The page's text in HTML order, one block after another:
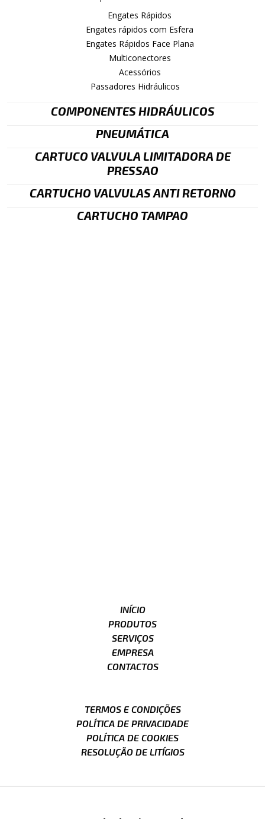
Engates Rápidos
Engates rápidos com Esfera
Engates Rápidos Face Plana
Multiconectores
Acessórios
Passadores Hidráulicos
COMPONENTES HIDRÁULICOS
PNEUMÁTICA
CARTUCO VALVULA LIMITADORA DE
PRESSAO
CARTUCHO VALVULAS ANTI RETORNO
CARTUCHO TAMPAO
INÍCIO
PRODUTOS
SERVIÇOS
EMPRESA
CONTACTOS
TERMOS E CONDIÇÕES
POLÍTICA DE PRIVACIDADE
POLÍTICA DE COOKIES
RESOLUÇÃO DE LITÍGIOS